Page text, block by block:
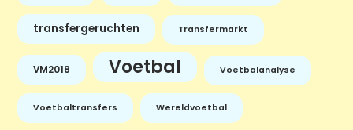
transfergeruchten Transfermarkt
VM2018 Voetbal Voetbalanalyse
Voetbaltransfers Wereldvoetbal